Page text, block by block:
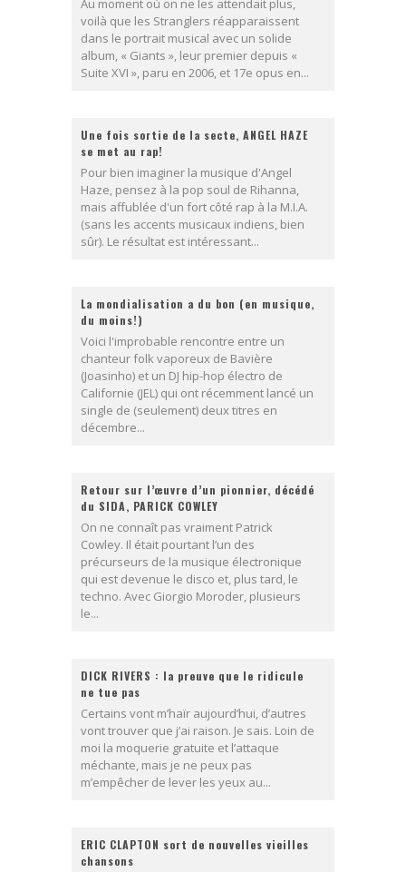
Au moment où on ne les attendait plus,
voilà que les Stranglers réapparaissent
dans le portrait musical avec un solide
album, « Giants », leur premier depuis «
Suite XVI », paru en 2006, et 17e opus en...
Une fois sortie de la secte, ANGEL HAZE
se met au rap!
Pour bien imaginer la musique d'Angel
Haze, pensez à la pop soul de Rihanna,
mais affublée d'un fort côté rap à la M.I.A.
(sans les accents musicaux indiens, bien
sûr). Le résultat est intéressant...
La mondialisation a du bon (en musique,
du moins!)
Voici l'improbable rencontre entre un
chanteur folk vaporeux de Bavière
(Joasinho) et un DJ hip-hop électro de
Californie (JEL) qui ont récemment lancé un
single de (seulement) deux titres en
décembre...
Retour sur l’œuvre d’un pionnier, décédé
du SIDA, PARICK COWLEY
On ne connaît pas vraiment Patrick
Cowley. Il était pourtant l’un des
précurseurs de la musique électronique
qui est devenue le disco et, plus tard, le
techno. Avec Giorgio Moroder, plusieurs
le...
DICK RIVERS : la preuve que le ridicule
ne tue pas
Certains vont m’haïr aujourd’hui, d’autres
vont trouver que j’ai raison. Je sais. Loin de
moi la moquerie gratuite et l’attaque
méchante, mais je ne peux pas
m’empêcher de lever les yeux au...
ERIC CLAPTON sort de nouvelles vieilles
chansons